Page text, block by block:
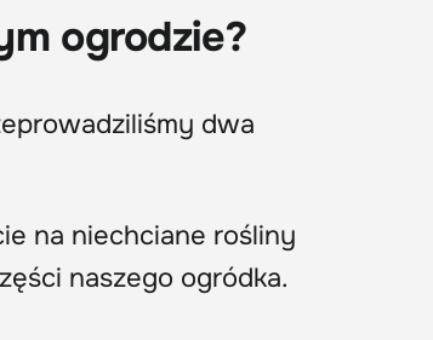
ogrodzie?
dwa
na niechciane rośliny
naszego ogródka.